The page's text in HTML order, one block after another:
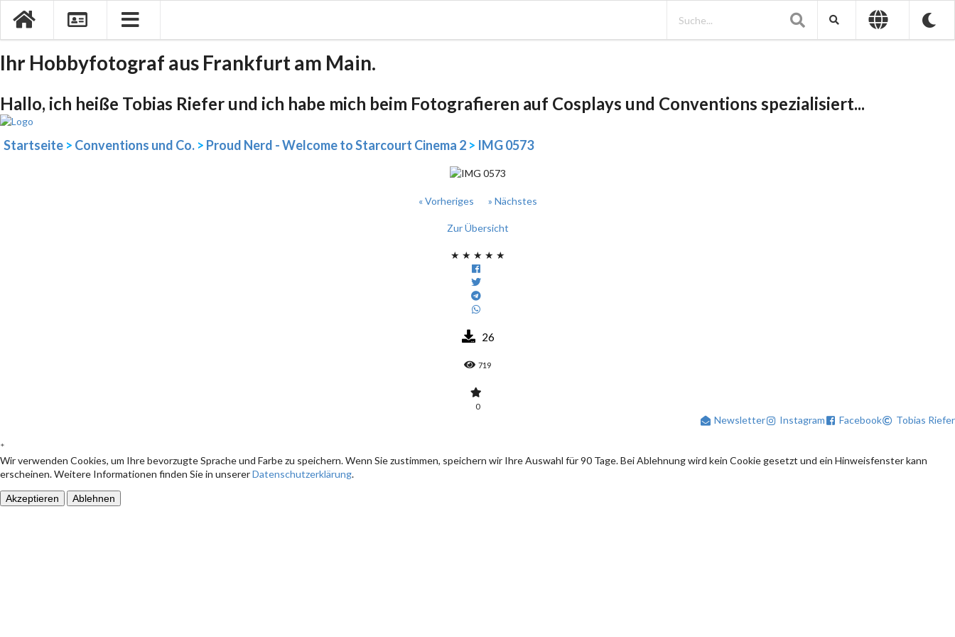
Ihr Hobbyfotograf aus Frankfurt am Main.
Hallo, ich heiße Tobias Riefer und ich habe mich beim Fotografieren auf Cosplays und Conventions spezialisiert...
Startseite > Conventions und Co. > Proud Nerd - Welcome to Starcourt Cinema 2 > IMG 0573
« Vorheriges » Nächstes
Zur Übersicht
★ ★ ★ ★ ★
26
719
0
Newsletter Instagram Facebook Tobias Riefer
*
Wir verwenden Cookies, um Ihre bevorzugte Sprache und Farbe zu speichern. Wenn Sie zustimmen, speichern wir Ihre Auswahl für 90 Tage. Bei Ablehnung wird kein Cookie gesetzt und ein Hinweisfenster kann
erscheinen. Weitere Informationen finden Sie in unsererDatenschutzerklärung.
Akzeptieren Ablehnen